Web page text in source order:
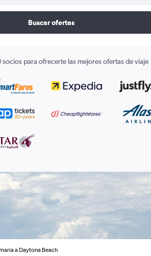
Buscar ofertas
para ofrecerte las mejores ofertas de viaje
a Daytona Beach